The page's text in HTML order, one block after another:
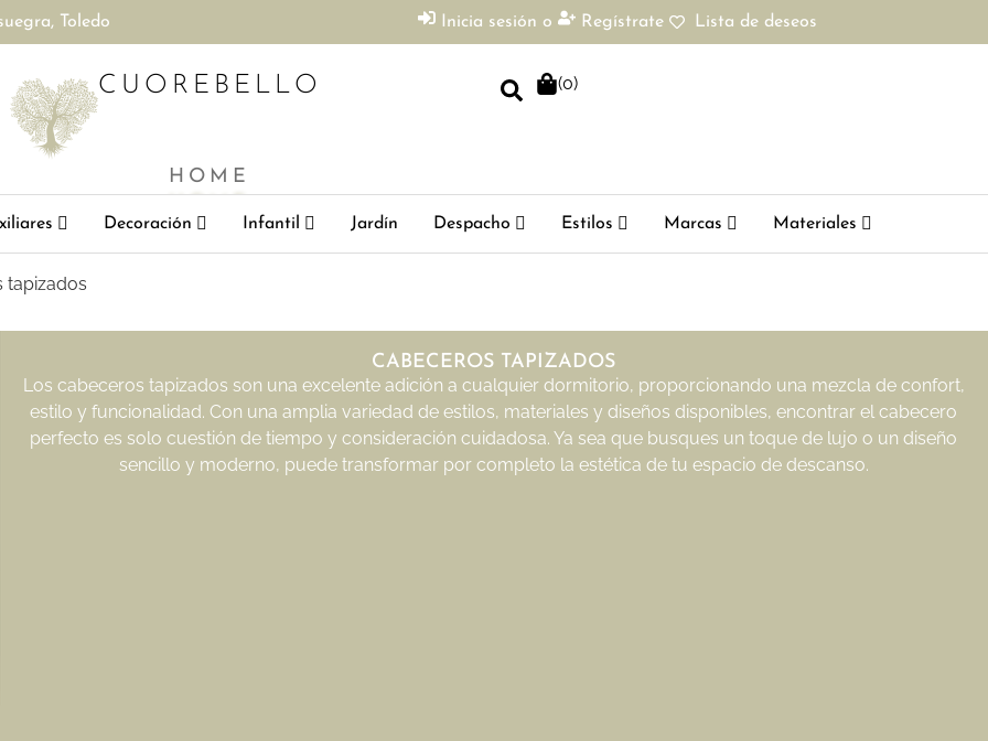
Toledo Inicia sesión o Regístrate Lista de deseos
HOME
CUOREBELLO (0)
Decoración Infantil Jardín Despacho Estilos Marcas Materiales
tapizados
CABECEROS TAPIZADOS
Los cabeceros tapizados son una excelente adición a cualquier dormitorio, proporcionando una mezcla de confort,
estilo y funcionalidad. Con una amplia variedad de estilos, materiales y diseños disponibles, encontrar el cabecero
perfecto es solo cuestión de tiempo y consideración cuidadosa. Ya sea que busques un toque de lujo o un diseño
sencillo y moderno, puede transformar por completo la estética de tu espacio de descanso.